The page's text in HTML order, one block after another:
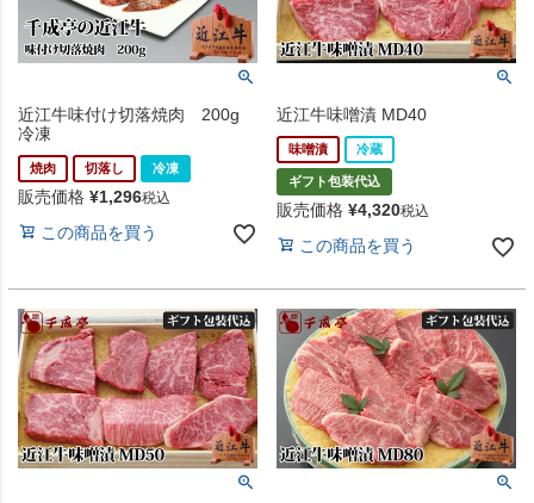
近江牛味付け切落焼肉 200g
冷凍
焼肉 切落し 冷凍
販売価格 ¥1,296税込
この商品を買う
近江牛味噌漬 MD40
味噌漬 冷蔵
ギフト包装代込
販売価格 ¥4,320税込
この商品を買う